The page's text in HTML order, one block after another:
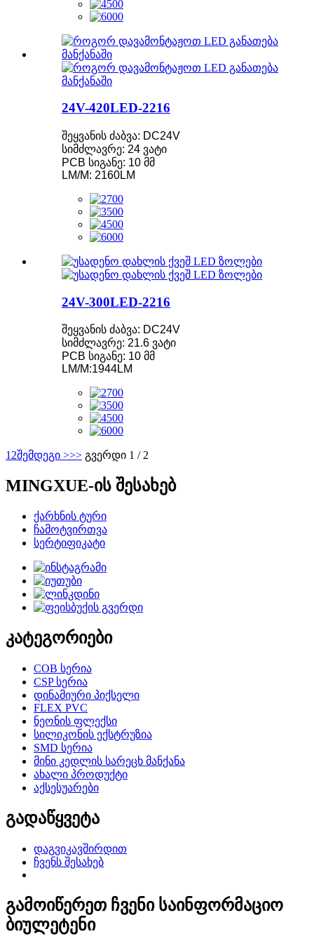
24V-420LED-2216
შეყვანის ძაბვა: DC24V
სიმძლავრე: 24 ვატი
PCB სიგანე: 10 მმ
LM/M: 2160LM
24V-300LED-2216
შეყვანის ძაბვა: DC24V
სიმძლავრე: 21.6 ვატი
PCB სიგანე: 10 მმ
LM/M:1944LM
12შემდეგი >>> გვერდი 1 / 2
MINGXUE-ის შესახებ
ქარხნის ტური
ჩამოტვირთვა
სერტიფიკატი
კატეგორიები
COB სერია
CSP სერია
დინამიური პიქსელი
FLEX PVC
ნეონის ფლექსი
სილიკონის ექსტრუზია
SMD სერია
მინი კედლის სარეცხ მანქანა
ახალი პროდუქტი
აქსესუარები
გადაწყვეტა
დაგვიკავშირდით
ჩვენს შესახებ
გამოიწერეთ ჩვენი საინფორმაციო
ბიულეტენი